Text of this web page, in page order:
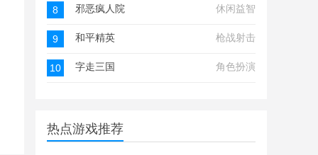
8 邪恶疯人院 休闲益智
9 和平精英 枪战射击
10 字走三国 角色扮演
热点游戏推荐